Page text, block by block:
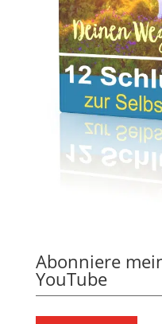
Abonniere
YouTube